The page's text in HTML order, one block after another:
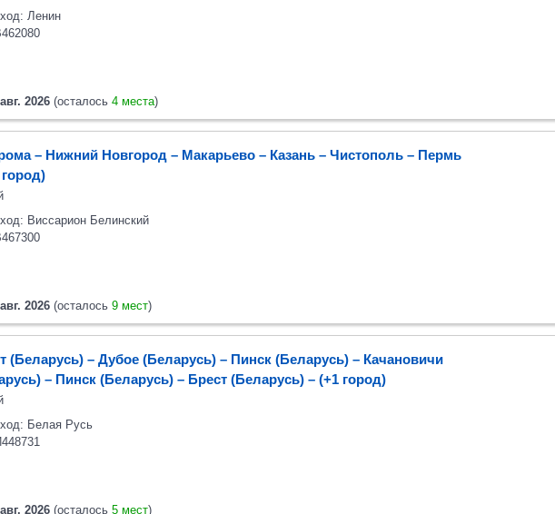
Ленин
2026 (осталось 4 места)
– Нижний Новгород – Макарьево – Казань – Чистополь– Пермь
Виссарион Белинский
2026 (осталось 9 мест)
(Беларусь) – Дубое (Беларусь) – Пинск (Беларусь) – Качановичи
– Пинск (Беларусь)– Брест (Беларусь) – (+1 город)
Белая Русь
2026 (осталось 5 мест)